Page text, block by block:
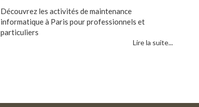
Découvrez les activités de maintenance
informatique à Paris pour professionnels et
particuliers
Lire la suite...